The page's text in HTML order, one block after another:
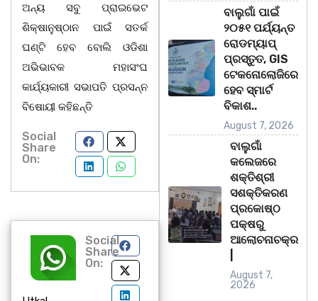
ଅନ୍ୟ ସବୁ ପ୍ରାଇଭେଟ
ଶିକ୍ଷାନୁଷ୍ଠାନ ପାଇଁ ସତର୍କ
ଘଣ୍ଟି ହେବ ବୋଲି ଓଡିଶା
ଅଭିଭାବକ ମହାସଂଘ
କାର୍ଯ୍ୟକାରୀ ସଭାପତି ପ୍ରସନ୍ନ
ବିଷୋୟୀ କହିଛନ୍ତି
Social
Share
On:
Social
Share
On:
ବାଲୁଗାଁ ପାଇଁ
୨୦୫୧ ପର୍ଯ୍ୟନ୍ତ
ରୋଡମ୍ୟାପ୍
ପ୍ରସ୍ତୁତ, GIS
ଟେକନୋଲୋଜିରେ
ହେବ ସ୍ମାର୍ଟ
ବିକାଶ..
August 7, 2026
ବାଲୁଗାଁ
କଲେଜରେ
ଶକ୍ତିଶ୍ରୀ
ସଶକ୍ତିକରଣ
ପ୍ରକୋଷ୍ଠ
ପକ୍ଷରୁ
ଆଲୋଚନାଚକ୍ର
August 7,
2026